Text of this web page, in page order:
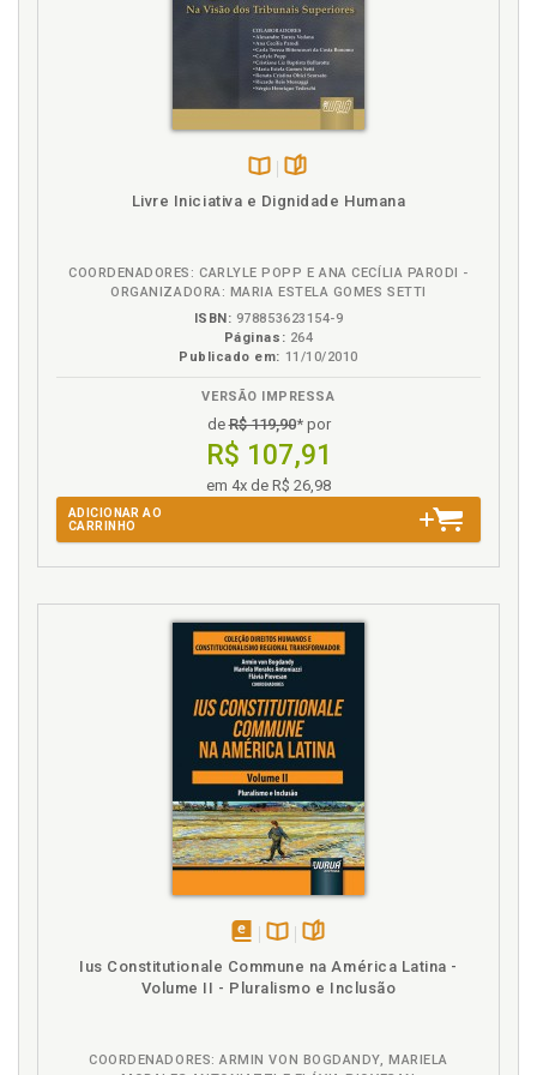
figuras públicas e pri-vadas, p. 50
Figuras públicas. Conceito e taxonomia, p. 44
Honra, crédito e bom nome, p. 61
processual preventiva, p. 72
Imagem. Nome, palavra e imagem, p. 58
Interesse público. Discurso Público e interesse
Liberdade de expressão, p. 25
Liberdade de expressão. Âmbito normativo e âmbito
de proteção, p. 27
Liberdade de expressão. Biografia não autorizada e
liberdade de ex-pressão, p. 25
Liberdade de expressão. Biografias não autorizadas
e liberdade de expressão, p. 95
Liberdade de expressão. Eficácia jurídica, p. 28
Liberdade de expressão. Restrições e colisões, p. 30
Nome, palavra e imagem, p. 58
Personalidade. Dignidade humana e direitos de
Personalidade. Direitos de personalidade, p. 54
Privacidade, p. 65
problemático-dogmática, p. 11
Disponível
páginas
Livre Iniciativa e Dignidade Humana
COORDENADORES: CARLYLE POPP E ANA CECÍLIA PARODI -
ORGANIZADORA: MARIA ESTELA GOMES SETTI
ISBN: 978853623154-9
Páginas: 264
Publicado em: 11/10/2010
VERSÃO IMPRESSA
deR$ 119,90* por
R$ 107,91
em 4x de R$ 26,98
ADICIONAR AO
CARRINHO
em
na
páginas
Ius Constitutionale Commune na América Latina -
Volume II - Pluralismo e Inclusão
COORDENADORES: ARMIN VON BOGDANDY, MARIELA